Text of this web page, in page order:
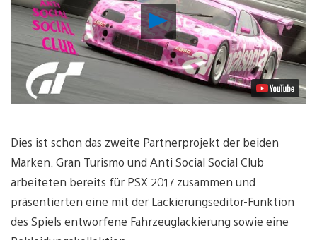
Video
abspielen
Dies ist schon das zweite Partnerprojekt der beiden
Marken. Gran Turismo und Anti Social Social Club
arbeiteten bereits für PSX 2017 zusammen und
präsentierten eine mit der Lackierungseditor-Funktion
des Spiels entworfene Fahrzeuglackierung sowie eine